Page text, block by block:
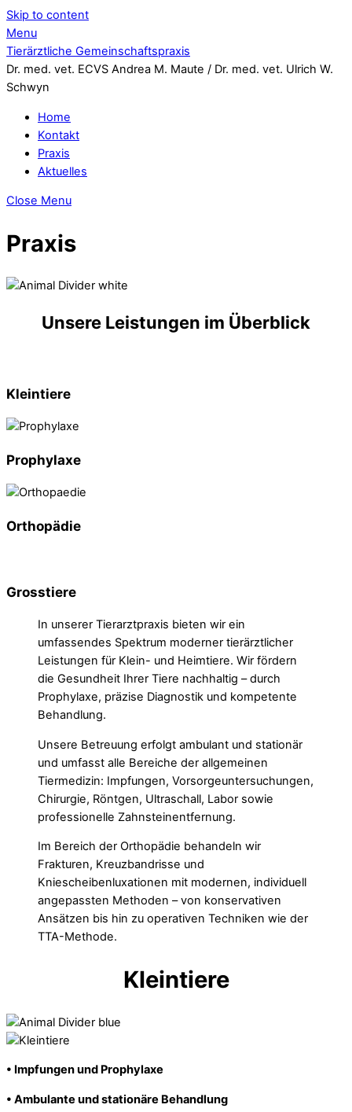
Skip to content
Menu
Tierärztliche Gemeinschaftspraxis
Dr. med. vet. ECVS Andrea M. Maute / Dr. med. vet. Ulrich W.
Schwyn
Home
Kontakt
Praxis
Aktuelles
Close Menu
Praxis
Unsere Leistungen im Überblick
Kleintiere
Prophylaxe
Orthopädie
Grosstiere
In unserer Tierarztpraxis bieten wir ein
umfassendes Spektrum moderner tierärztlicher
Leistungen für Klein- und Heimtiere. Wir fördern
die Gesundheit Ihrer Tiere nachhaltig – durch
Prophylaxe, präzise Diagnostik und kompetente
Behandlung.
Unsere Betreuung erfolgt ambulant und stationär
und umfasst alle Bereiche der allgemeinen
Tiermedizin: Impfungen, Vorsorgeuntersuchungen,
Chirurgie, Röntgen, Ultraschall, Labor sowie
professionelle Zahnsteinentfernung.
Im Bereich der Orthopädie behandeln wir
Frakturen, Kreuzbandrisse und
Kniescheibenluxationen mit modernen, individuell
angepassten Methoden – von konservativen
Ansätzen bis hin zu operativen Techniken wie der
TTA-Methode.
Kleintiere
• Impfungen und Prophylaxe
• Ambulante und stationäre Behandlung